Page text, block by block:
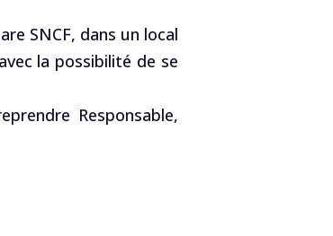
SNCF, dans un local
la possibilité de se
Responsable,